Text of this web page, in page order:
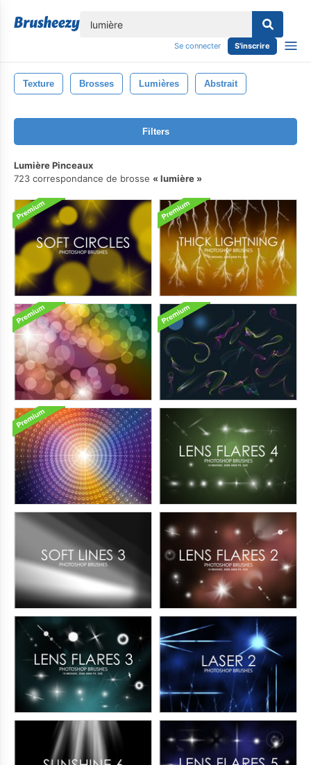
Se connecter S'inscrire
Texture Brosses Lumières Abstrait
Filters
Lumière Pinceaux
723 correspondance de brosse
lumière